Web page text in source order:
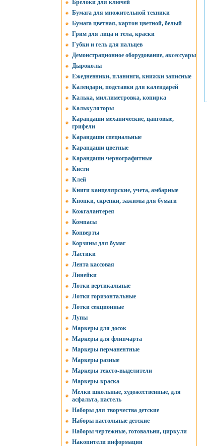
Брелоки для ключей
Бумага для множительной техники
Бумага цветная, картон цветной, белый
Грим для лица и тела, краски
Губки и гель для пальцев
Демонстрационное оборудование, аксессуары
Дыроколы
Ежедневники, планинги, книжки записные
Календари, подставки для календарей
Калька, миллиметровка, копирка
Калькуляторы
Карандаши механические, цанговые,
грифели
Карандаши специальные
Карандаши цветные
Карандаши чернографитные
Кисти
Клей
Книги канцелярские, учета, амбарные
Кнопки, скрепки, зажимы для бумаги
Кожгалантерея
Компасы
Конверты
Корзины для бумаг
Ластики
Лента кассовая
Линейки
Лотки вертикальные
Лотки горизонтальные
Лотки секционные
Лупы
Маркеры для досок
Маркеры для флипчарта
Маркеры перманентные
Маркеры разные
Маркеры тексто-выделители
Маркеры-краска
Мелки школьные, художественные, для
асфальта, пастель
Наборы для творчества детские
Наборы настольные детские
Наборы чертежные, готовальни, циркули
Накопители информации